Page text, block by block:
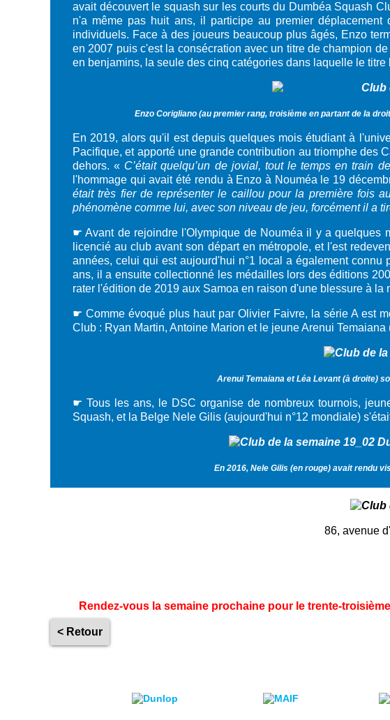
avait découvert le squash sur les courts du Dumbéa Squash
n'a même pas huit ans, il participe au premier
individuels. Face à des joueurs beaucoup plus âgés, Enzo
en 2007 puis c'est la consécration avec un titre de champion
en benjamins, la seule des cinq catégories dans laquelle le
Enzo Corigliano (au premier rang, troisième en partant de la
En 2019, alors qu'il est depuis quelques mois étudiant à
Pacifique, et apporté une grande contribution au triomphe des
dehors. « C’était quelqu’un de jovial, tout le temps en train
l'hommage qui avait été rendu à Enzo à Nouméa le 19
était très fier de représenter le caillou pour la première fois
phénomène comme lui, avec son niveau de jeu, forcément il a
☛ Avant de rejoindre l'Olympique de Nouméa il y a quelques
licencié au club avant son départ en métropole, et l'est
années, celui qui est aujourd'hui n°1 local a également
ans, il a ensuite collectionné les médailles lors des éditions
rater l'édition de 2019 aux Samoa en raison d'une blessure à
☛ Comme évoqué plus haut par Olivier Faivre, la série A est
Club : Ryan Martin, Antoine Marion et le jeune Arenui
Arenui Temaiana et Léa Levant (à droite)
☛ Tous les ans, le DSC organise de nombreux tournois,
Squash, et la Belge Nele Gilis (aujourd'hui n°12 mondiale)
En 2016, Nele Gilis (en rouge) avait rendu
86, avenue
Rendez-vous la semaine prochaine pour le trente-
< Retour